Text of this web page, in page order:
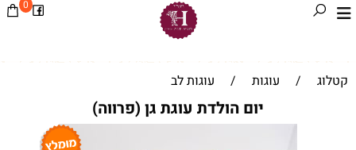
0
קטלוג / עוגות / עוגות לב
יום הולדת עוגת גן (פרווה)